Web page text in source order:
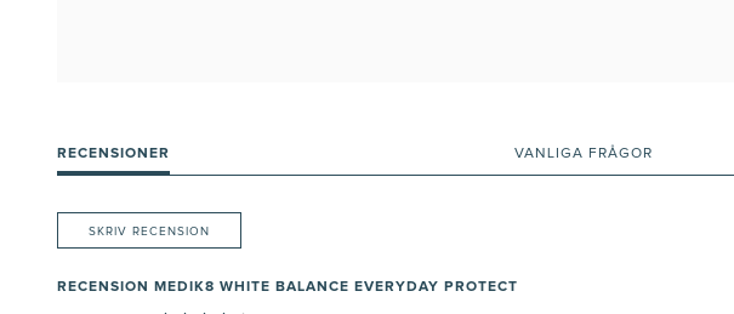
RECENSIONER VANLIGA FRÅGOR
SKRIV RECENSION
RECENSION MEDIK8 WHITE BALANCE EVERYDAY PROTECT